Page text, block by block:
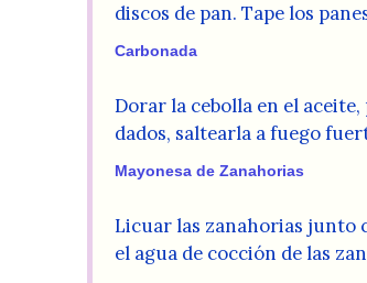
discos de pan. Tape los
Carbonada
Dorar la cebolla en el
dados, saltearla a fuego
Mayonesa de Zanahorias
Licuar las zanahorias junto
el agua de cocción de las